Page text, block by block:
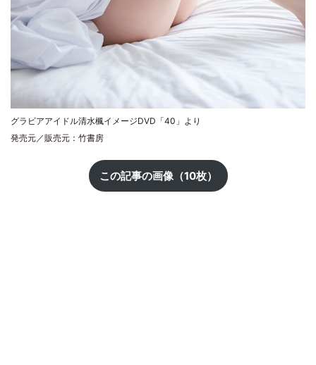
グラビアアイドル清水楓イメージDVD「40」より
発売元／販売元：竹書房
この記事の画像（10枚）